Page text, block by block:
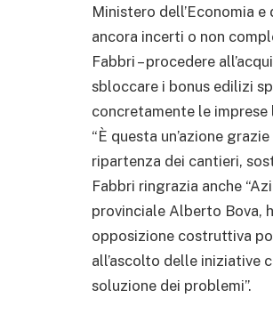
Ministero dell’Economia
ancora incerti o non
Fabbri – procedere
sbloccare i bonus edilizi
concretamente le imprese
“È questa un’azione
ripartenza dei cantieri,
Fabbri ringrazia anche
provinciale Alberto Bova,
opposizione costruttiva
all’ascolto delle iniziative
soluzione dei problemi”.